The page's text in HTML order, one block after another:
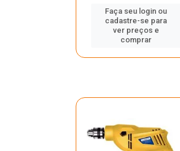
Faça seu login ou
cadastre-se para
ver preços e
comprar